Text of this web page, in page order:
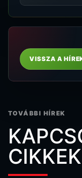
VISSZA A
TOVÁBBI HÍREK
CIKKEK